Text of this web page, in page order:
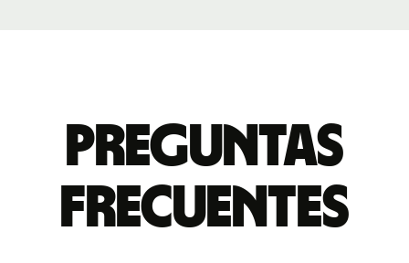
Preguntas
frecuentes